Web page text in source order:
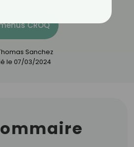
CROQ
Sanchez
le 07/03/2024